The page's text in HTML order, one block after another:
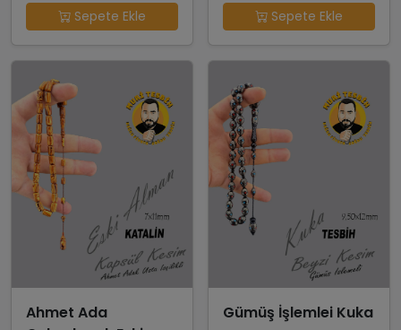
Sepete Ekle
Sepete Ekle
Ahmet Ada
Gümüş İşlemlei Kuka